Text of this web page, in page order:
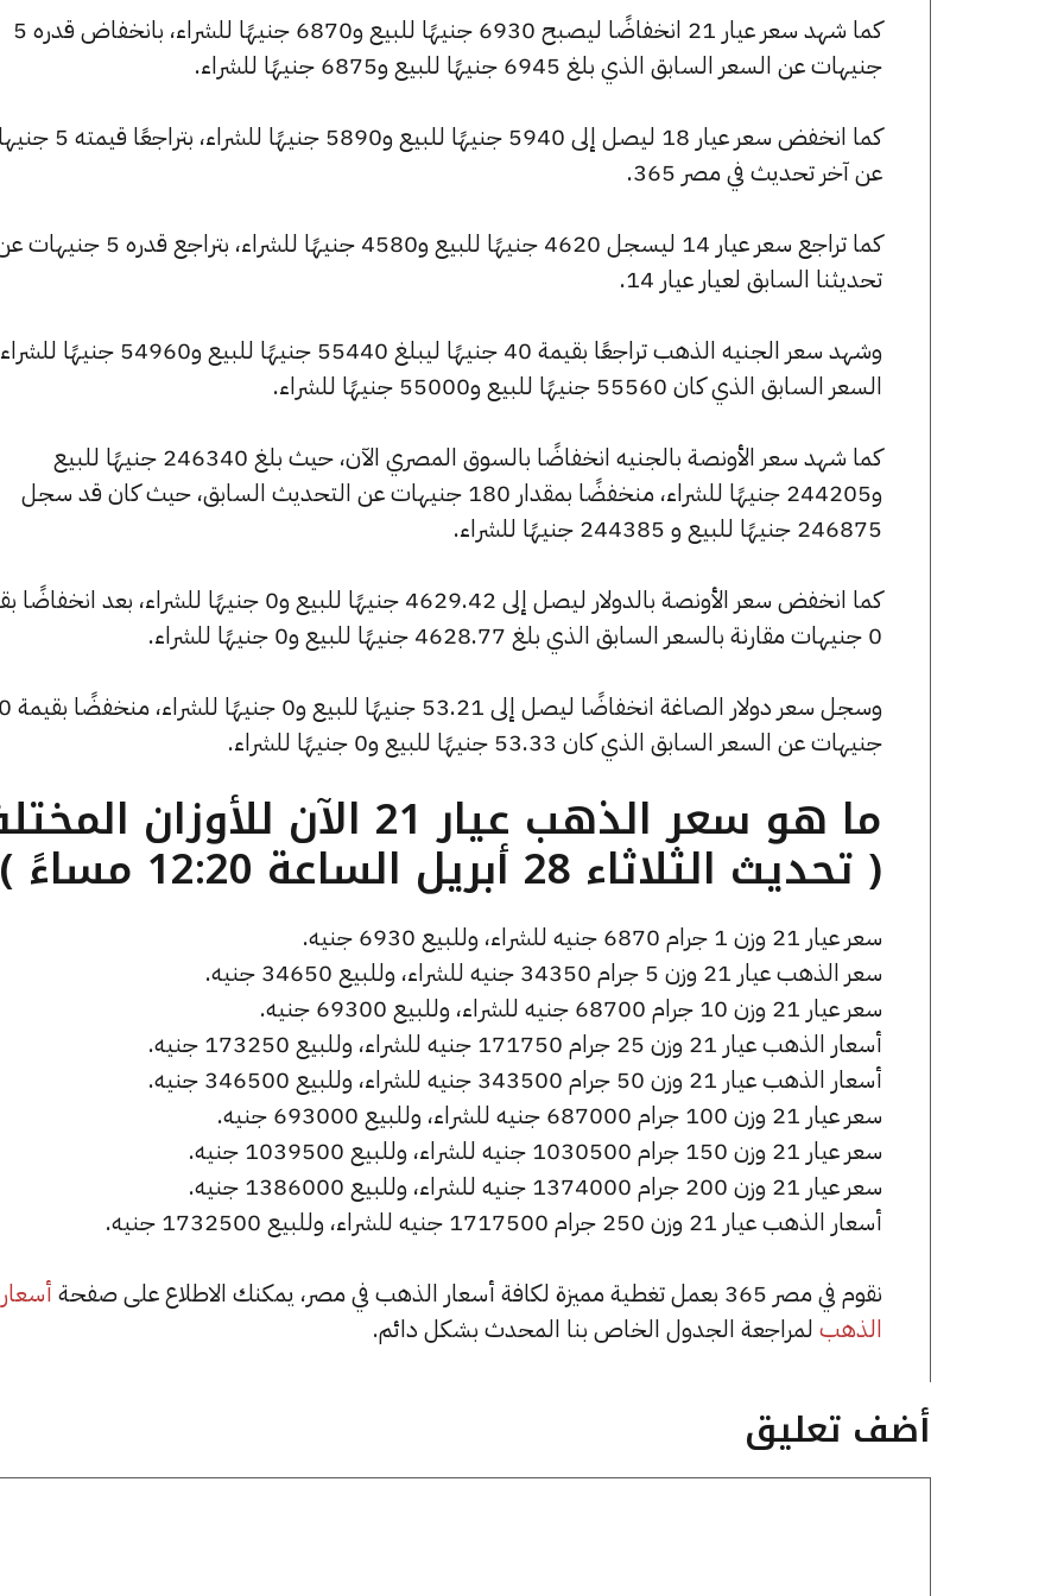
كما شهد سعر عيار 21 انخفاضًا ليصبح 6930 جنيهًا للبيع و6870 جنيهًا للشراء، بانخفاض قدره 5
جنيهات عن السعر السابق الذي بلغ 6945 جنيهًا للبيع و6875 جنيهًا للشراء.
كما انخفض سعر عيار 18 ليصل إلى 5940 جنيهًا للبيع و5890
عن آخر تحديث في مصر 365.
كما تراجع سعر عيار 14 ليسجل 4620 جنيهًا للبيع و4580 جنيهًا للشراء، بتراجع قدره 5
تحديثنا السابق لعيار عيار 14.
وشهد سعر الجنيه الذهب تراجعًا بقيمة 40 جنيهًا ليبلغ 55440 جنيهًا
السعر السابق الذي كان 55560 جنيهًا للبيع و55000 جنيهًا للشراء.
كما شهد سعر الأونصة بالجنيه انخفاضًا بالسوق المصري الآن، حيث بلغ 246340 جنيهًا للبيع
و244205 جنيهًا للشراء، منخفضًا بمقدار 180 جنيهات عن التحديث السابق، حيث كان قد سجل
246875 جنيهًا للبيع و 244385 جنيهًا للشراء.
كما انخفض سعر الأونصة بالدولار ليصل إلى 4629.42 جنيهًا للبيع و0 جنيهًا للشراء، بعد
0 جنيهات مقارنة بالسعر السابق الذي بلغ 4628.77 جنيهًا للبيع و0 جنيهًا للشراء.
وسجل سعر دولار الصاغة انخفاضًا ليصل إلى 53.21 جنيهًا للبيع و0 جنيهًا للشراء، منخفضًا بقيمة 0
جنيهات عن السعر السابق الذي كان 53.33 جنيهًا للبيع و0 جنيهًا للشراء.
ما هو سعر الذهب عيار 21 الآن للأوزان
( تحديث الثلاثاء 28 أبريل الساعة 12:20 مساءً )
سعر عيار 21 وزن 1 جرام 6870 جنيه للشراء، وللبيع 6930 جنيه.
سعر الذهب عيار 21 وزن 5 جرام 34350 جنيه للشراء، وللبيع 34650 جنيه.
سعر عيار 21 وزن 10 جرام 68700 جنيه للشراء، وللبيع 69300 جنيه.
أسعار الذهب عيار 21 وزن 25 جرام 171750 جنيه للشراء، وللبيع 173250 جنيه.
أسعار الذهب عيار 21 وزن 50 جرام 343500 جنيه للشراء، وللبيع 346500 جنيه.
سعر عيار 21 وزن 100 جرام 687000 جنيه للشراء، وللبيع 693000 جنيه.
سعر عيار 21 وزن 150 جرام 1030500 جنيه للشراء، وللبيع 1039500 جنيه.
سعر عيار 21 وزن 200 جرام 1374000 جنيه للشراء، وللبيع 1386000 جنيه.
أسعار الذهب عيار 21 وزن 250 جرام 1717500 جنيه للشراء، وللبيع 1732500 جنيه.
نقوم في مصر 365 بعمل تغطية مميزة لكافة أسعار الذهب في مصر، يمكنك الاطلاع على صفحة
أسعار
الذهب لمراجعة الجدول الخاص بنا المحدث بشكل دائم.
أضف تعليق